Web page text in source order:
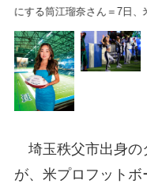
にする筒江瑠奈さん＝7日、
埼玉秩父市出身の
が、米プロフット